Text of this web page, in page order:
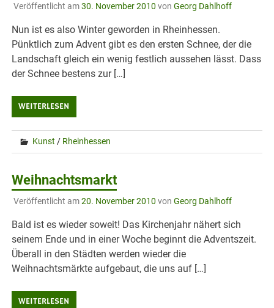
Veröffentlicht am30. November 2010 von Georg Dahlhoff
Nun ist es also Winter geworden in Rheinhessen.
Pünktlich zum Advent gibt es den ersten Schnee, der die
Landschaft gleich ein wenig festlich aussehen lässt. Dass
der Schnee bestens zur […]
WEITERLESEN
Kunst / Rheinhessen
Weihnachtsmarkt
Veröffentlicht am20. November 2010 von Georg Dahlhoff
Bald ist es wieder soweit! Das Kirchenjahr nähert sich
seinem Ende und in einer Woche beginnt die Adventszeit.
Überall in den Städten werden wieder die
Weihnachtsmärkte aufgebaut, die uns auf […]
WEITERLESEN